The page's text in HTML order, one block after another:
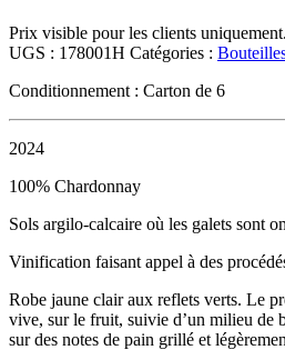
Prix visible pour les clients uniquement.
UGS : 178001H Catégories :
Conditionnement : Carton de 6
2024
100% Chardonnay
Sols argilo-calcaire où les galets sont
Vinification faisant appel à des
Robe jaune clair aux reflets verts. Le
vive, sur le fruit, suivie d’un milieu de
sur des notes de pain grillé et